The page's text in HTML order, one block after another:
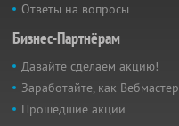
Ответы на вопросы
Бизнес-Партнёрам
Давайте сделаем акцию!
Заработайте, как Вебмастер
Прошедшие акции